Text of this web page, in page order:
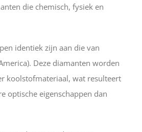
die chemisch, fysiek en
identiek zijn aan die van
Deze diamanten worden
koolstofmateriaal, wat resulteert
optische eigenschappen dan